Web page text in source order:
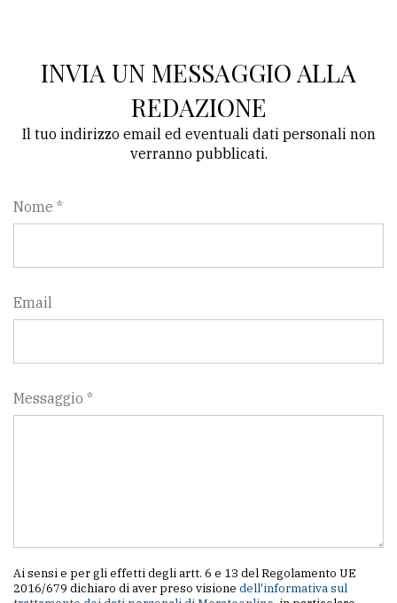
INVIA UN MESSAGGIO ALLA
REDAZIONE
Il tuo indirizzo email ed eventuali dati personali non
verranno pubblicati.
Nome *
Email
Messaggio *
Ai sensi e per gli effetti degli artt. 6 e 13 del Regolamento UE
2016/679 dichiaro di aver preso visione dell'informativa sul